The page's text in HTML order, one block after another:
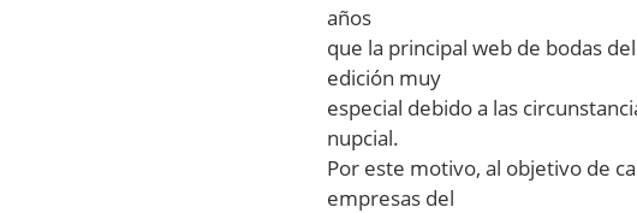
años
que la principal web de bodas
edición muy
especial debido a las
nupcial.
Por este motivo, al objetivo de
empresas del